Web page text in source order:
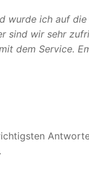
wurde ich auf die
sind wir sehr
dem Service.